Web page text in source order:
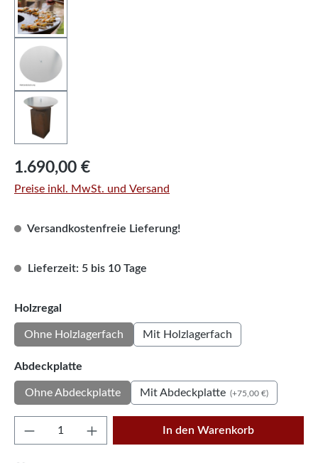
Regulärer Preis:
1.690,00 €
Preise inkl. MwSt. und Versand
Versandkostenfreie Lieferung!
Lieferzeit: 5 bis 10 Tage
Holzregal
Ohne Holzlagerfach Mit Holzlagerfach
Abdeckplatte
Ohne Abdeckplatte Mit Abdeckplatte (+75,00 €)
Produkt Anzahl: Gib den gewünschten
In den Warenkorb